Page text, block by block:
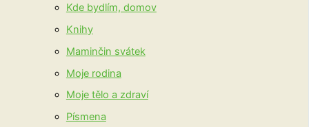
Kde bydlím, domov
Knihy
Maminčin svátek
Moje rodina
Moje tělo a zdraví
Písmena